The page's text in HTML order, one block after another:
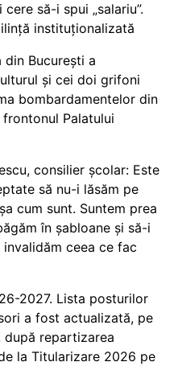
să-i spui „salariu”.
instituționalizată
din București a
și cei doi grifoni
bombardamentelor din
Palatului
consilier școlar: Este
să nu-i lăsăm pe
cum sunt. Suntem prea
în șabloane și să-i
ceea ce fac
2027. Lista posturilor
a fost actualizată, pe
după repartizarea
la Titularizare 2026 pe